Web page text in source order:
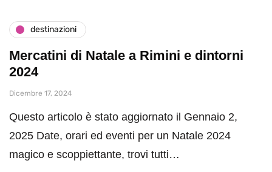
destinazioni
Mercatini di Natale a Rimini e dintorni
2024
Dicembre 17, 2024
Questo articolo è stato aggiornato il Gennaio 2,
2025 Date, orari ed eventi per un Natale 2024
magico e scoppiettante, trovi tutti…